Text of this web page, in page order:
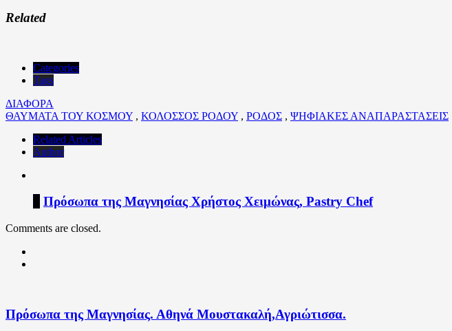
Related
Categories
Tags
ΔΙΑΦΟΡΑ
ΘΑΥΜΑΤΑ ΤΟΥ ΚΟΣΜΟΥ , ΚΟΛΟΣΣΟΣ ΡΟΔΟΥ , ΡΟΔΟΣ , ΨΗΦΙΑΚΕΣ ΑΝΑΠΑΡΑΣΤΑΣΕΙΣ
Related Articles
Author
Πρόσωπα της Μαγνησίας Χρήστος Χειμώνας, Pastry Chef
Comments are closed.
Πρόσωπα της Μαγνησίας. Αθηνά Μουστακαλή,Αγριώτισσα.